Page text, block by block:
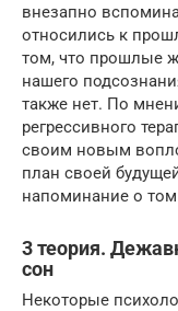
внезапно
относились к
том, что прошлые
нашего
также нет. По
регрессивного
своим новым
план своей
напоминание о
3 теория.
сон
Некоторые